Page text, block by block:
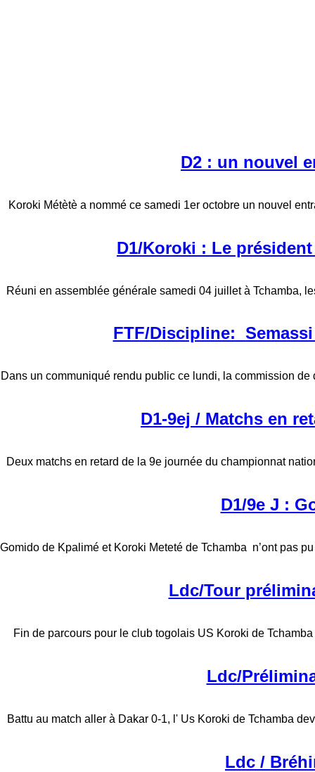
D2 : un nouvel
Koroki Métètè a nommé ce samedi 1er octobre un nouvel
D1/Koroki : Le
Réuni en assemblée générale samedi 04 juillet à Tchamba,
FTF/Discipline:
Dans un communiqué rendu public ce lundi, la commission
D1-9ej / Matchs en
Deux matchs en retard de la 9e journée du championnat
D1/9e J :
Gomido de Kpalimé et Koroki Meteté de Tchamba n’ont pas
Ldc/Tour
Fin de parcours pour le club togolais US Koroki de
Ldc/
Battu au match aller à Dakar 0-1, l' Us Koroki de Tchamba
Ldc /